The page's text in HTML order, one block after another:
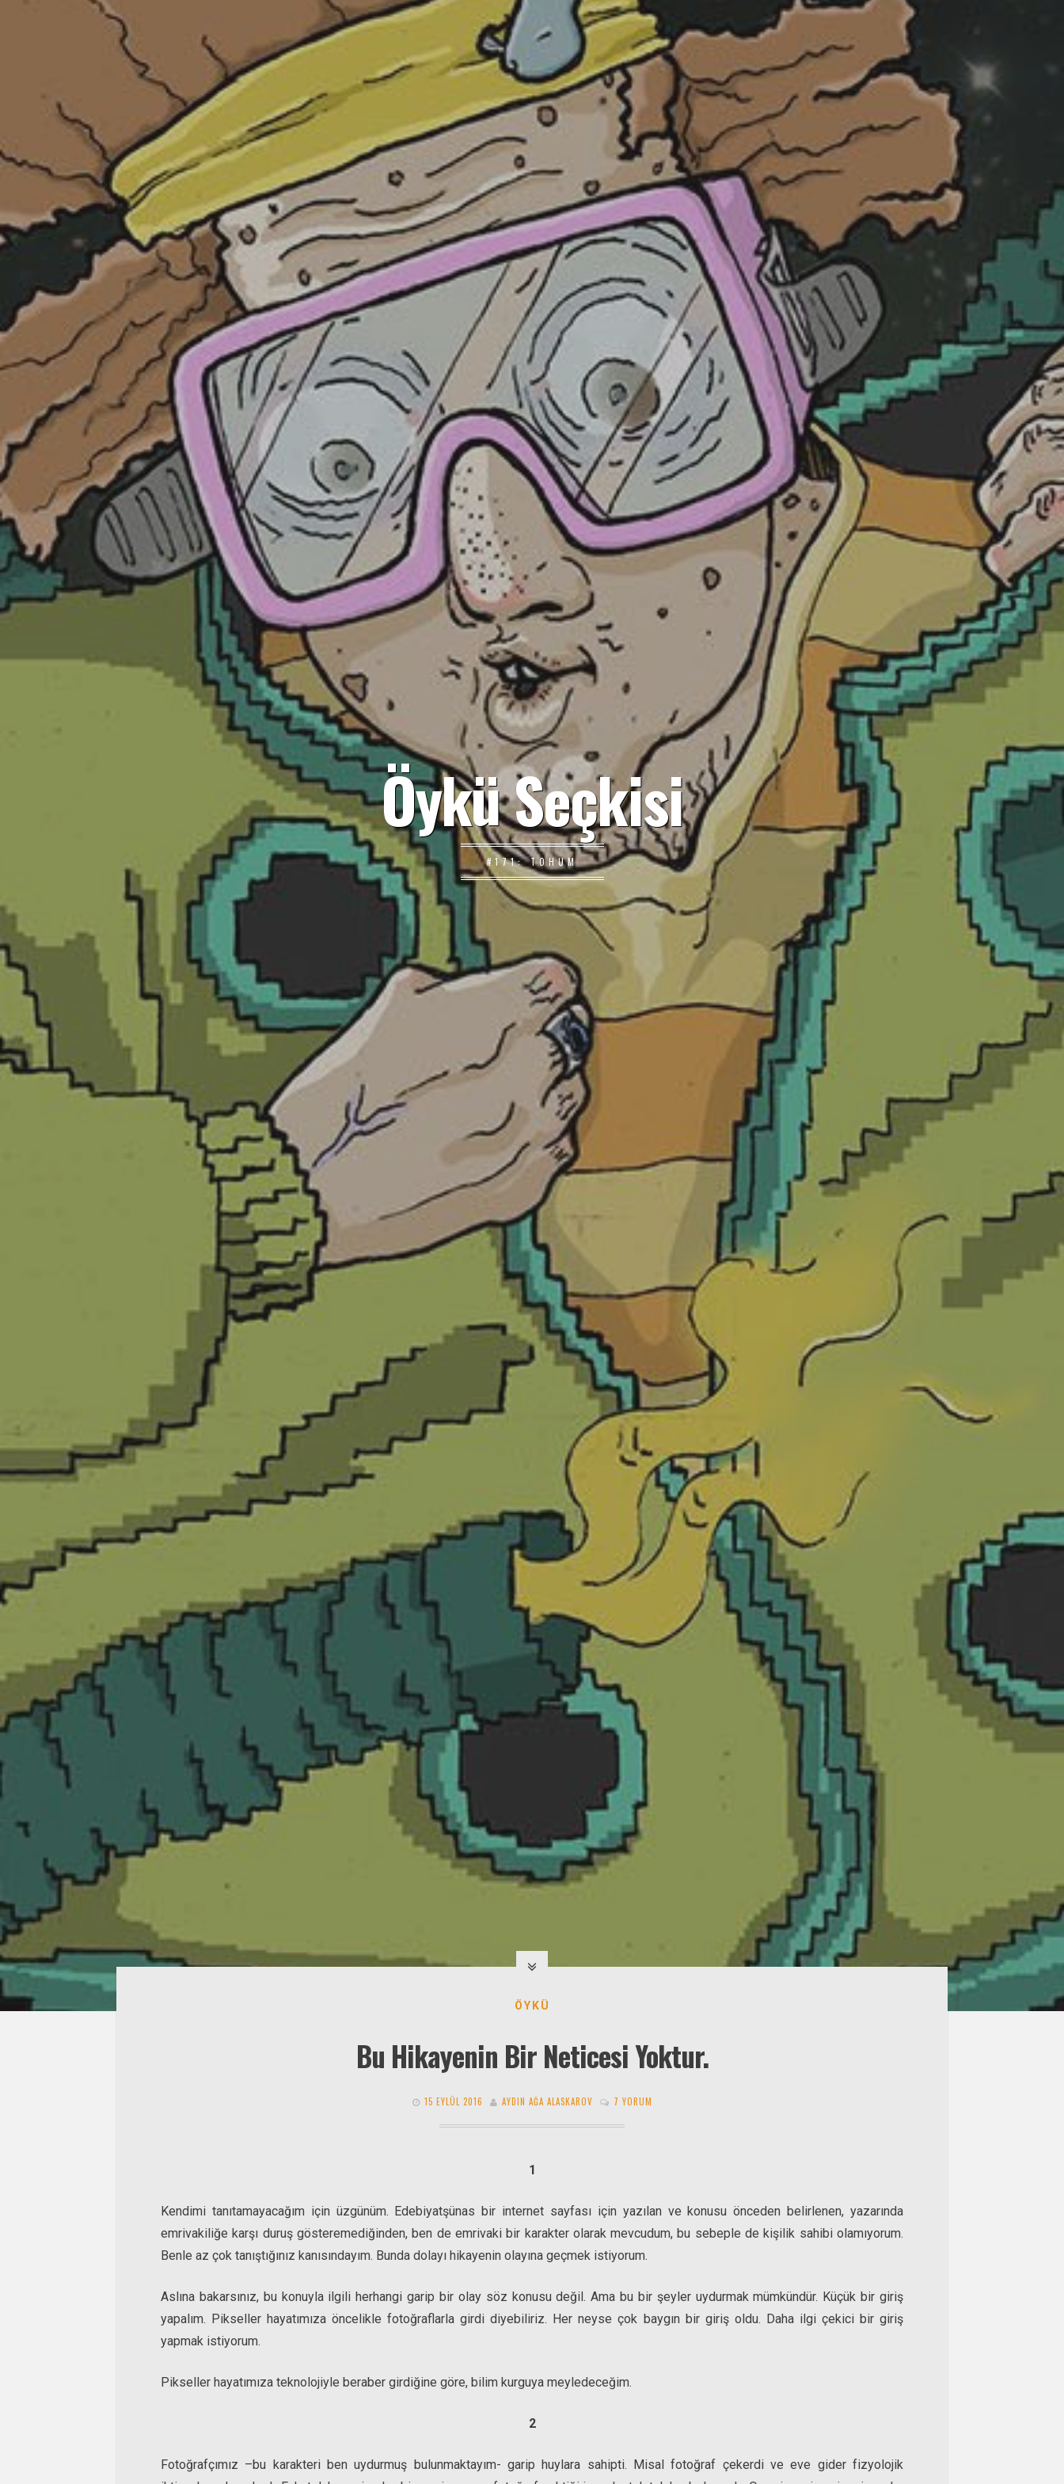
Öykü Seçkisi
#171: TOHUM
ÖYKÜ
Bu Hikayenin Bir Neticesi Yoktur.
15 EYLÜL 2016 AYDIN AĞA ALASKAROV 7 YORUM
1
Kendimi tanıtamayacağım için üzgünüm. Edebiyatşünas bir internet sayfası için yazılan ve konusu önceden belirlenen, yazarında
emrivakiliğe karşı duruş gösteremediğinden, ben de emrivaki bir karakter olarak mevcudum, bu sebeple de kişilik sahibi olamıyorum.
Benle az çok tanıştığınız kanısındayım. Bunda dolayı hikayenin olayına geçmek istiyorum.
Aslına bakarsınız, bu konuyla ilgili herhangi garip bir olay söz konusu değil. Ama bu bir şeyler uydurmak mümkündür. Küçük bir giriş
yapalım. Pikseller hayatımıza öncelikle fotoğraflarla girdi diyebiliriz. Her neyse çok baygın bir giriş oldu. Daha ilgi çekici bir giriş
yapmak istiyorum.
Pikseller hayatımıza teknolojiyle beraber girdiğine göre, bilim kurguya meyledeceğim.
2
Fotoğrafçımız –bu karakteri ben uydurmuş bulunmaktayım- garip huylara sahipti. Misal fotoğraf çekerdi ve eve gider fizyolojik